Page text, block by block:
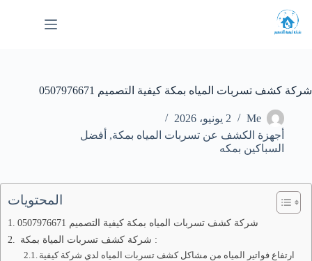
إلى
المحتوى
شركة كشف تسربات المياه بمكة كيفية التصميم 0507976671
Me
2 يونيو، 2026
أجهزة الكشف عن تسربات المياه بمكة, أفضل
السباكين بمكه
المحتويات
شركة كشف تسربات المياه بمكة كيفية التصميم 0507976671
شركة كشف تسربات المياة بمكة :
ارتفاع فواتير المياه من مشاكل كشف تسربات المياه لدي شركة كيفية